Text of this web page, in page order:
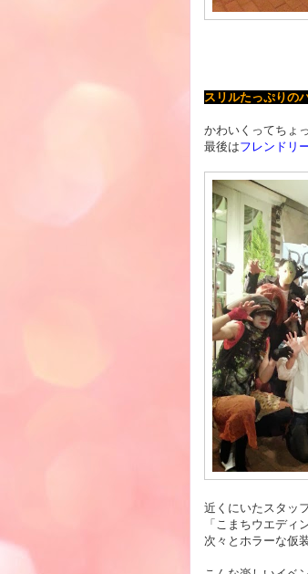
スリルたっぷりの
かわいくってちょ
最後はフレンドリ
近くにいたスタッ
「こまちウエディ
次々とホラーな仮